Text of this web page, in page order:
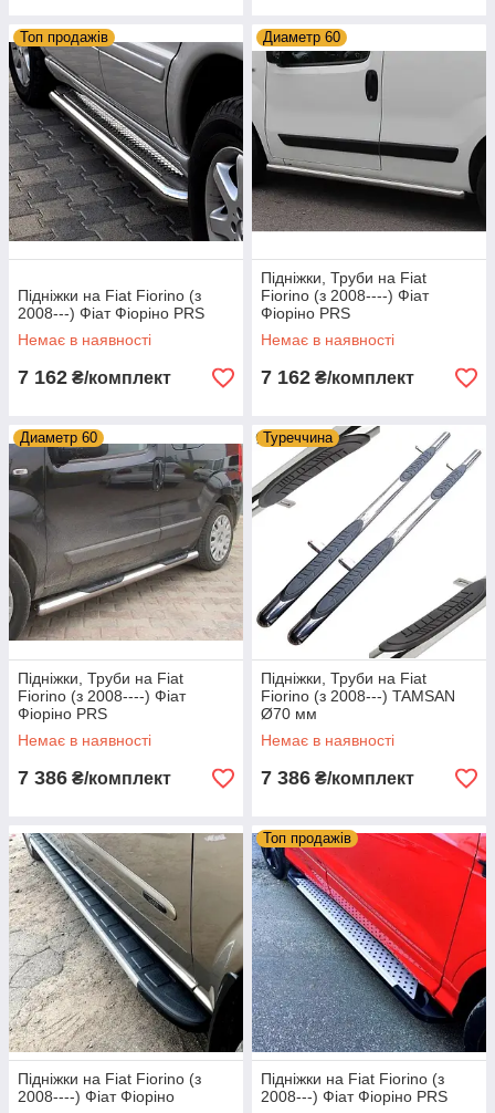
Топ продажів
Підніжки на Fiat Fiorino (з
2008---) Фіат Фіоріно PRS
Немає в наявності
7 162 ₴/комплект
Диаметр 60
Підніжки, Труби на Fiat
Fiorino (з 2008----) Фіат
Фіоріно PRS
Немає в наявності
7 162 ₴/комплект
Диаметр 60
Підніжки, Труби на Fiat
Fiorino (з 2008----) Фіат
Фіоріно PRS
Немає в наявності
7 386 ₴/комплект
Туреччина
Підніжки, Труби на Fiat
Fiorino (з 2008---) TAMSAN
Ø70 мм
Немає в наявності
7 386 ₴/комплект
Підніжки на Fiat Fiorino (з
2008----) Фіат Фіоріно
Топ продажів
Підніжки на Fiat Fiorino (з
2008---) Фіат Фіоріно PRS